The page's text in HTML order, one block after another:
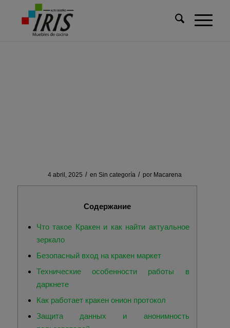
4 abril, 2025 / enSin categoría / por Macarena
Содержание
Что такое Кракен и как найти актуальное
зеркало
Безопасный вход на кракен маркет
Технические особенности работы в
даркнете
Как работает кракен онион протокол
Защита данных и анонимность